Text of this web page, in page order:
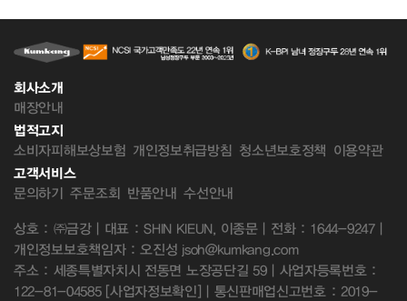
회사소개
매장안내
법적고지
소비자피해보상보험 개인정보취급방침 청소년보호정책 이용약관
고객서비스
문의하기 주문조회 반품안내 수선안내
상호 : ㈜금강 | 대표 : SHIN KIEUN, 이종문 | 전화 : 1644-9247 |
개인정보보호책임자 : 오진성 jsoh@kumkang.com
주소 : 세종특별자치시 전동면 노장공단길 59 | 사업자등록번호 :
122-81-04585 [사업자정보확인] | 통신판매업신고번호 : 2019-